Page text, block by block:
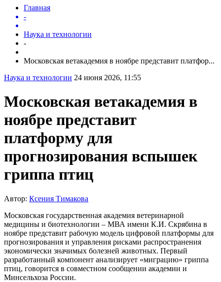
Главная
-
Наука и технологии
-
Московская ветакадемия в ноябре представит платфор...
Наука и технологии 24 июня 2026, 11:55
Московская ветакадемия в
ноябре представит
платформу для
прогнозирования вспышек
гриппа птиц
Автор: Ксения Тимакова
Московская государственная академия ветеринарной
медицины и биотехнологии – МВА имени К.И. Скрябина в
ноябре представит рабочую модель цифровой платформы для
прогнозирования и управления рисками распространения
экономически значимых болезней животных. Первый
разработанный компонент анализирует «миграцию» гриппа
птиц, говорится в совместном сообщении академии и
Минсельхоза России.